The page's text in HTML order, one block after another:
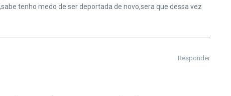
tenho medo de ser deportada de novo,sera que dessa vez
Responder